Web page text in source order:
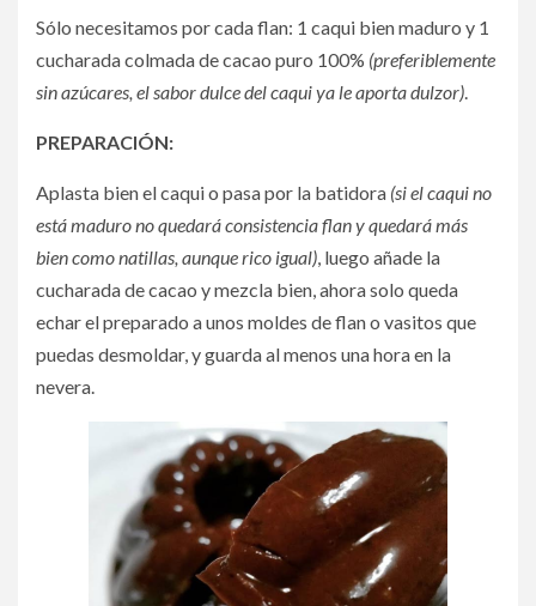
Sólo necesitamos por cada flan: 1 caqui bien maduro y 1
cucharada colmada de cacao puro 100% (preferiblemente
sin azúcares, el sabor dulce del caqui ya le aporta dulzor)
PREPARACIÓN:
Aplasta bien el caqui o pasa por la batidora (si el caqui no
está maduro no quedará consistencia flan y quedará más
bien como natillas, aunque rico igual) , luego añade la
cucharada de cacao y mezcla bien, ahora solo queda
echar el preparado a unos moldes de flan o vasitos que
puedas desmoldar, y guarda al menos una hora en la
nevera.